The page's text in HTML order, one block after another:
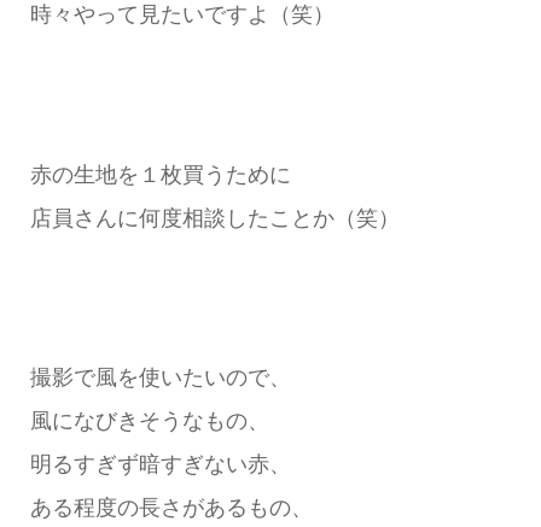
時々やって見たいですよ（笑）
赤の生地を１枚買うために
店員さんに何度相談したことか（笑）
撮影で風を使いたいので、
風になびきそうなもの、
明るすぎず暗すぎない赤、
ある程度の長さがあるもの、